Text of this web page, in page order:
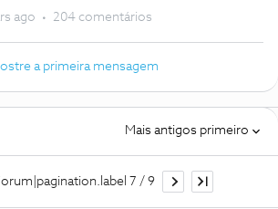
ago 204 comentários
a primeira mensagem
Mais antigos primeiro
7 / 9